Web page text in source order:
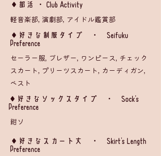
◆部活 ・ Club Activity
軽音楽部, 演劇部, アイドル鑑賞部
​◆好きな制服タイプ ・ Seifuku
Preference
セーラー服, ブレザー, ワンピース, チェック
スカート, プリーツスカート, カーディガン,
ベスト
◆好きなソックスタイプ ・ Sock's
Preference
紺ソ
​◆好きなスカート丈 ・ Skirt's Length
Preference